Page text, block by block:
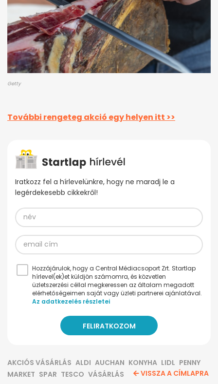
Getty
További rengeteg akció egy helyen itt >>
Iratkozz fel a hírlevelünkre, hogy ne maradj le a
legérdekesebb cikkekről!
Hozzájárulok, hogy a Central Médiacsoport Zrt. Startlap
hírlevel(ek)et küldjön számomra, és közvetlen
üzletszerzési céllal megkeressen az általam megadott
elérhetőségeimen saját vagy üzleti partnerei ajánlatával.
Az adatkezelés részletei
AKCIÓS VÁSÁRLÁS ALDI AUCHAN KONYHA LIDL PENNY
MARKET SPAR TESCO VÁSÁRLÁS VISSZA A CÍMLAPRA